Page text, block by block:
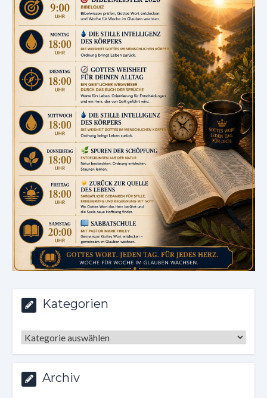
Kategorien
Kategorien
Archiv